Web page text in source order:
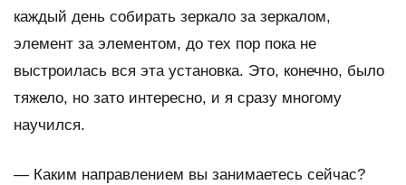
каждый день собирать зеркало за зеркалом,
элемент за элементом, до тех пор пока не
выстроилась вся эта установка. Это, конечно, было
тяжело, но зато интересно, и я сразу многому
научился.
— Каким направлением вы занимаетесь сейчас?